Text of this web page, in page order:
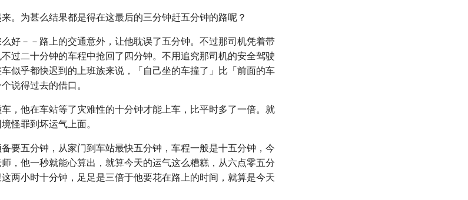
。为甚么结果都是得在这最后的三分钟赶五分钟的路呢？
好－－路上的交通意外，让他耽误了五分钟。不过那司机凭着带
过二十分钟的车程中抢回了四分钟。不用追究那司机的安全驾驶
似乎都快迟到的上班族来说，「自己坐的车撞了」比「前面的车
说得过去的借口。
，他在车站等了灾难性的十分钟才能上车，比平时多了一倍。就
怪罪到坏运气上面。
要五分钟，从家门到车站最快五分钟，车程一般是十五分钟，今
，他一秒就能心算出，就算今天的运气这么糟糕，从六点零五分
两小时十分钟，足足是三倍于他要花在路上的时间，就算是今天